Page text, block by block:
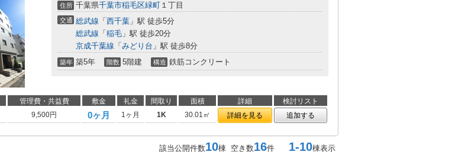
住所 千葉県千葉市稲毛区緑町 １丁目
交通 総武線 「 西千葉 」駅 徒歩5分
総武線 「 稲毛 」駅 徒歩20分
京成千葉線 「 みどり台 」駅 徒歩8分
築年 築5年 階数 5階建 構造 鉄筋コンクリート
管理費・共益費 敷金 礼金 間取り 面積 詳細
検討リスト
9,500円 0ヶ月 1ヶ月 1K 30.01㎡ 詳細を見る 追加する
該当公開件数10棟 空き数16件 1-10棟表示